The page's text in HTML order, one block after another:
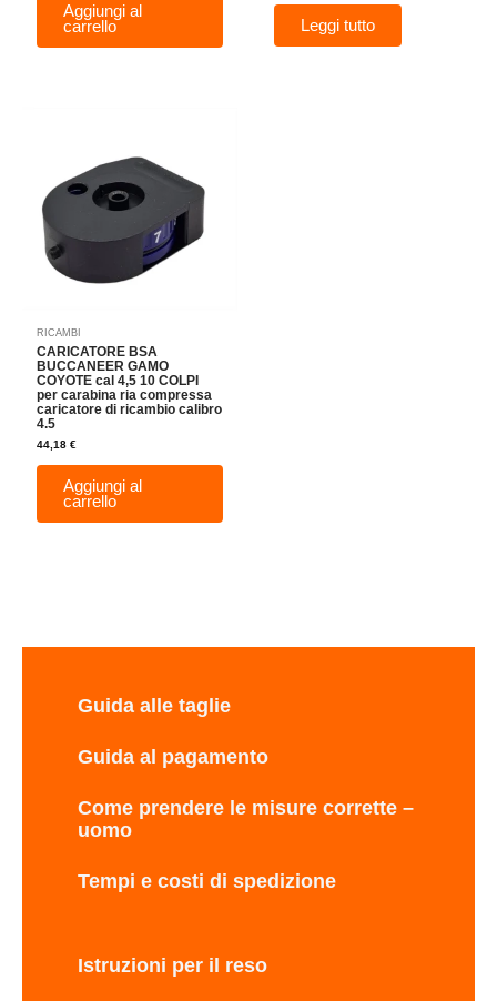
Aggiungi al
carrello
Leggi tutto
RICAMBI
CARICATORE BSA
BUCCANEER GAMO
COYOTE cal 4,5 10 COLPI
per carabina ria compressa
caricatore di ricambio calibro
4.5
44,18€
Aggiungi al
carrello
Guida alle taglie
Guida al pagamento
Come prendere le misure corrette –
uomo
Tempi e costi di spedizione
Istruzioni per il reso